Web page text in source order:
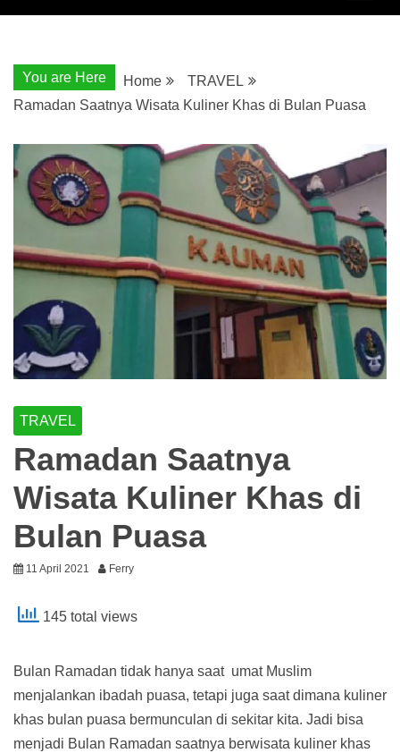
You are Here Home
TRAVEL
Ramadan Saatnya Wisata Kuliner Khas di Bulan Puasa
TRAVEL
Ramadan Saatnya
Wisata Kuliner Khas di
Bulan Puasa
11 April 2021 Ferry
145 total views
Bulan Ramadan tidak hanya saat umat Muslim
menjalankan ibadah puasa, tetapi juga saat dimana kuliner
khas bulan puasa bermunculan di sekitar kita. Jadi bisa
menjadi Bulan Ramadan saatnya berwisata kuliner khas